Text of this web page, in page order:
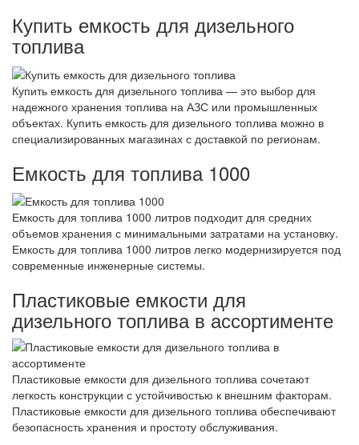
Купить емкость для дизельного
топлива
Купить емкость для дизельного топлива — это выбор для
надежного хранения топлива на АЗС или промышленных
объектах. Купить емкость для дизельного топлива можно в
специализированных магазинах с доставкой по регионам.
Емкость для топлива 1000
Емкость для топлива 1000 литров подходит для средних
объемов хранения с минимальными затратами на установку.
Емкость для топлива 1000 литров легко модернизируется под
современные инженерные системы.
Пластиковые емкости для
дизельного топлива в ассортименте
Пластиковые емкости для дизельного топлива сочетают
легкость конструкции с устойчивостью к внешним факторам.
Пластиковые емкости для дизельного топлива обеспечивают
безопасность хранения и простоту обслуживания.